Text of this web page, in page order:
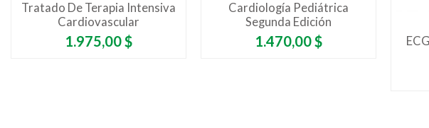
Tratado De Terapia Intensiva
Cardiovascular
Precio
1.975,00 $
Cardiología Pediátrica
Segunda Edición
Precio
1.470,00 $